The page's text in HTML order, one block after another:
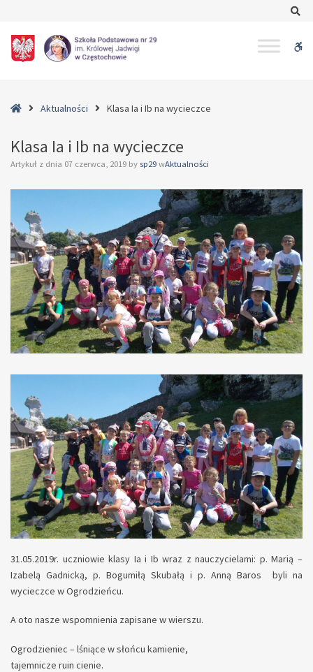
wycieczce
HomeAktualności Klasa Ia i Ib na wycieczce
Klasa Ia i Ib na wycieczce
Artykuł z dnia 07 czerwca, 2019 by sp29 wAktualności
31.05.2019r. uczniowie klasy Ia i Ib wraz z nauczycielami: p. Marią –
Izabelą Gadnicką, p. Bogumiłą Skubałą i p. Anną Baros byli na
wycieczce w Ogrodzieńcu.
A oto nasze wspomnienia zapisane w wierszu.
Ogrodzieniec – lśniące w słońcu kamienie,
tajemnicze ruin cienie.